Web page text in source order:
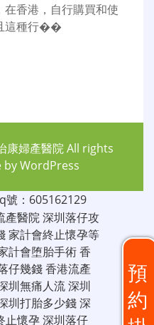
香港，自行購買和使
這種行��
預
約
康婦產醫院All rights
byWordPress
號：605162129
產醫院深圳落仔攻
家計會終止懷孕等
計會堕胎手術香
仔幾錢香港流產
圳無痛人流深圳
圳打胎多少錢深
止懷孕深圳落仔